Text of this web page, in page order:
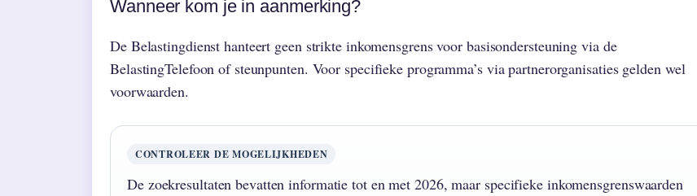
Wanneer kom je in aanmerking?
De Belastingdienst hanteert geen strikte inkomensgrens voor basisondersteuning via de
BelastingTelefoon of steunpunten. Voor specifieke programma’s via partnerorganisaties gelden wel
voorwaarden.
CONTROLEER DE MOGELIJKHEDEN
De zoekresultaten bevatten informatie tot en met 2026, maar specifieke inkomensgrenswaarden